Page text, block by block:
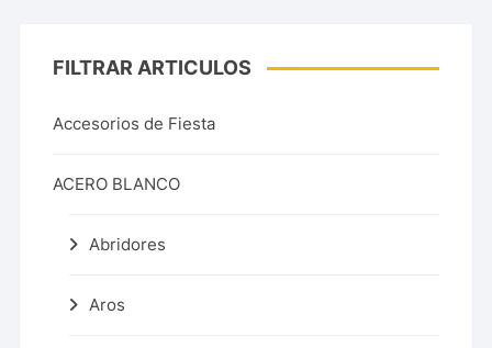
FILTRAR ARTICULOS
Accesorios de Fiesta
ACERO BLANCO
Abridores
Aros